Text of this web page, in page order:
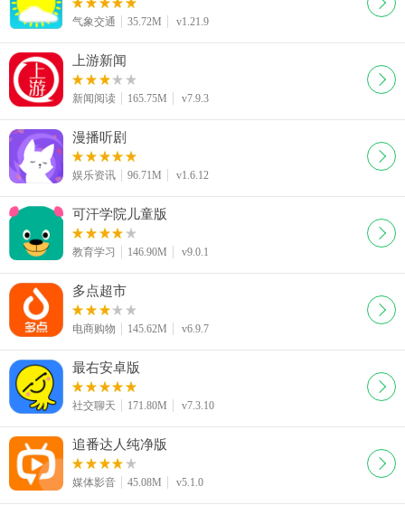
气象交通 35.72M v1.21.9
上游新闻
新闻阅读 165.75M v7.9.3
漫播听剧
娱乐资讯 96.71M v1.6.12
可汗学院儿童版
教育学习 146.90M v9.0.1
多点超市
电商购物 145.62M v6.9.7
最右安卓版
社交聊天 171.80M v7.3.10
追番达人纯净版
媒体影音 45.08M v5.1.0